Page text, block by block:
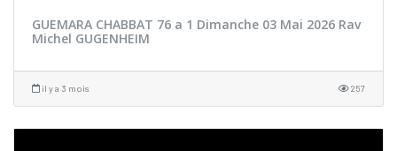
GUEMARA CHABBAT 76 a 1 Dimanche 03 Mai 2026 Rav
Michel GUGENHEIM
il y a 3 mois 257